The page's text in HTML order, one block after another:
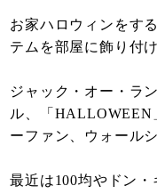
お家ハロウィンをす
テムを部屋に飾り付
ジャック・オー・ラ
ル、「HALLOWEEN
ーファン、ウォール
最近は100均やドン